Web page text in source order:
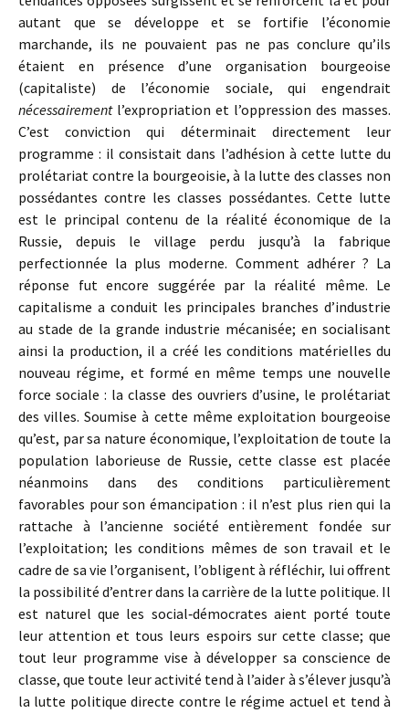
autant que se développe et se fortifie l’économie
marchande, ils ne pou­vaient pas ne pas conclure qu’ils
étaient en présence d’une organisation bourgeoise
(capitaliste) de l’économie sociale, qui engendrait
nécessairementl’expropriation et l’oppression des masses.
C’est conviction qui déterminait directement leur
programme : il consistait dans l’adhésion à cette lutte du
prolétariat contre la bourgeoisie, à la lutte des classes non
possédantes contre les classes possédantes. Cette lutte
est le principal contenu de la réalité économique de la
Russie, depuis le village perdu jusqu’à la fabrique
perfectionnée la plus moderne. Comment adhérer ? La
réponse fut encore suggérée par la réalité même. Le
capitalisme a conduit les principales branches d’industrie
au stade de la grande industrie mécanisée; en socialisant
ainsi la production, il a créé les conditions matérielles du
nouveau régime, et formé en même temps une nouvelle
force sociale : la classe des ouvriers d’usine, le prolétariat
des villes. Soumise à cette même exploitation bourgeoise
qu’est, par sa nature économique, l’exploitation de toute la
population laborieuse de Russie, cette classe est placée
néanmoins dans des conditions particulièrement
favorables pour son émancipation : il n’est plus rien qui la
rattache à l’ancienne société entièrement fondée sur
l’exploitation; les conditions mêmes de son travail et le
cadre de sa vie l’organisent, l’obligent à réfléchir, lui offrent
la possibilité d’entrer dans la carrière de la lutte politique. Il
est naturel que les social‑démocrates aient porté toute
leur attention et tous leurs espoirs sur cette classe; que
tout leur programme vise à développer sa conscience de
classe, que toute leur activité tend à l’aider à s’élever jusqu’à
la lutte politique directe contre le régime actuel et tend à